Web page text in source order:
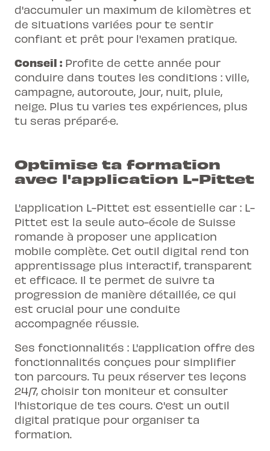
d'accumuler un maximum de kilomètres et
de situations variées pour te sentir
confiant et prêt pour l'examen pratique.
Conseil : Profite de cette année pour
conduire dans toutes les conditions : ville,
campagne, autoroute, jour, nuit, pluie,
neige. Plus tu varies tes expériences, plus
tu seras préparé·e.
Optimise ta formation
avec l'application L-Pittet
L'application L-Pittet est essentielle car : L-
Pittet est la seule auto-école de Suisse
romande à proposer une application
mobile complète. Cet outil digital rend ton
apprentissage plus interactif, transparent
et efficace. Il te permet de suivre ta
progression de manière détaillée, ce qui
est crucial pour une conduite
accompagnée réussie.
Ses fonctionnalités : L'application offre des
fonctionnalités conçues pour simplifier
ton parcours. Tu peux réserver tes leçons
24/7, choisir ton moniteur et consulter
l'historique de tes cours. C'est un outil
digital pratique pour organiser ta
formation.